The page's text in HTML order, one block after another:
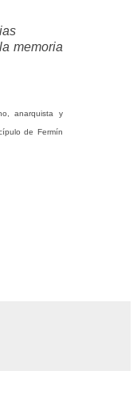
memoria
anarquista y
de Fermín